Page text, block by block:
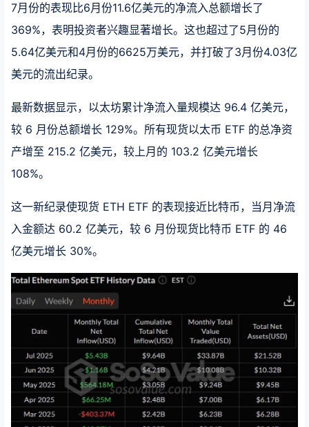
7月份的表现比6月份11.6亿美元的净流入总额增长了
369%，表明投资者兴趣显著增长。这也超过了5月份的
5.64亿美元和4月份的6625万美元，并打破了3月份4.03亿
美元的流出纪录。
最新数据显示，以太坊累计净流入量规模达 96.4 亿美元，
较 6 月份总额增长 129%。所有现货以太币 ETF 的总净资
产增至 215.2 亿美元，较上月的 103.2 亿美元增长
108%。
这一新纪录使现货 ETH ETF 的表现接近比特币，当月净流
入金额达 60.2 亿美元，较 6 月份现货比特币 ETF 的 46
亿美元增长 30%。